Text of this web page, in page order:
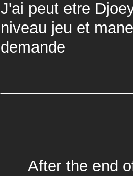
J'ai peut etre
niveau jeu et
demande
After the end